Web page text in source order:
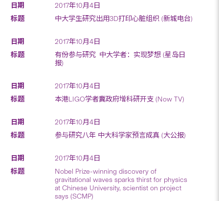
2017年10月4日
中大学生研究出用3D打印心脏组织 (新城电台)
2017年10月4日
有份参与研究 中大学者：实现梦想 (星岛日
报)
2017年10月4日
本港LIGO学者冀政府增科研开支 (Now TV)
2017年10月4日
参与研究八年 中大科学家预言成真 (大公报)
2017年10月4日
Nobel Prize-winning discovery of
gravitational waves sparks thirst for physics
at Chinese University, scientist on project
says (SCMP)